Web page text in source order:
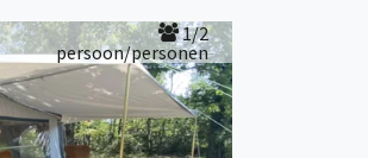
1/2
persoon/personen